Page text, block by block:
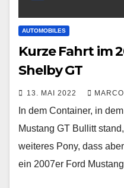
AUTOMOBILES
Kurze Fahrt im
Shelby GT
13. MAI 2022 MARCO
In dem Container, in
Mustang GT Bullitt
weiteres Pony, dass
ein 2007er Ford